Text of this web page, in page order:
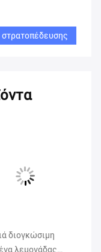
στρατοπέδευσης
διογκώσιμη
λεμονάδας